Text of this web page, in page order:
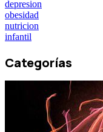
depresion
obesidad
nutricion
infantil
Categorías